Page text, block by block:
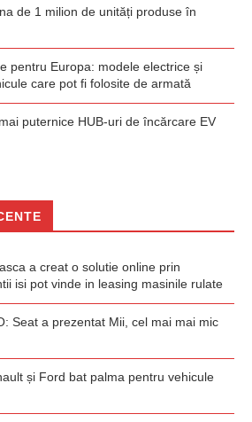
de 1 milion de unități produse în
pentru Europa: modele electrice și
care pot fi folosite de armată
puternice HUB-uri de încărcare EV
a creat o solutie online prin
isi pot vinde in leasing masinile rulate
Seat a prezentat Mii, cel mai mai mic
și Ford bat palma pentru vehicule